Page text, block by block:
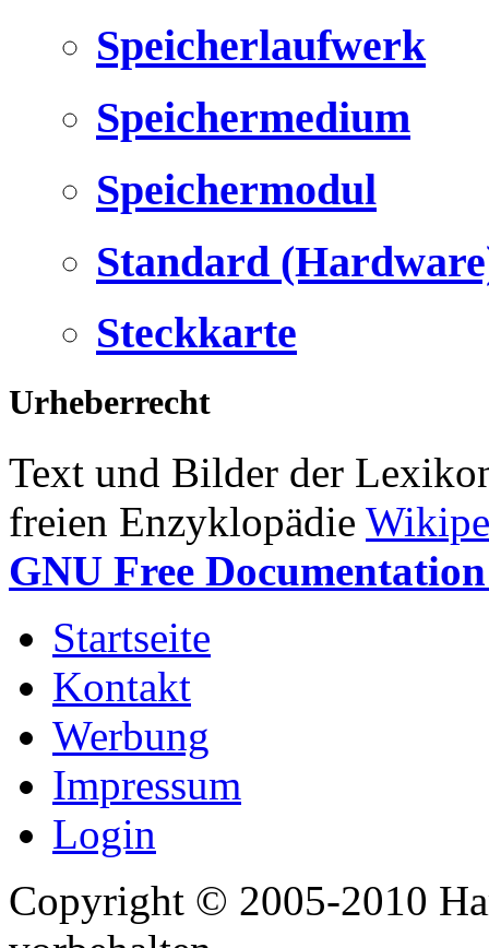
Speicherlaufwerk
Speichermedium
Speichermodul
Standard
Steckkarte
Urheberrecht
Text und Bilder der
freien Enzyklopädie
GNU Free
Startseite
Kontakt
Werbung
Impressum
Login
Copyright © 2005-2010